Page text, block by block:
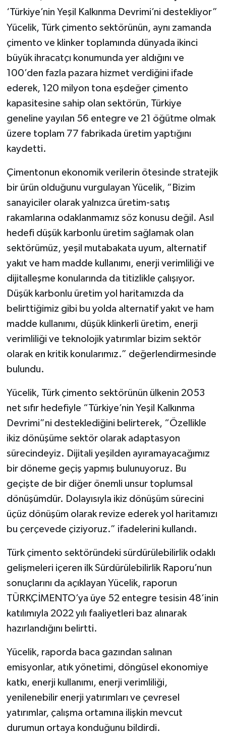
‘Türkiye’nin Yeşil Kalkınma Devrimi’ni destekliyor”
Yücelik, Türk çimento sektörünün, aynı zamanda
çimento ve klinker toplamında dünyada ikinci
büyük ihracatçı konumunda yer aldığını ve
100’den fazla pazara hizmet verdiğini ifade
ederek, 120 milyon tona eşdeğer çimento
kapasitesine sahip olan sektörün, Türkiye
geneline yayılan 56 entegre ve 21 öğütme olmak
üzere toplam 77 fabrikada üretim yaptığını
kaydetti.
Çimentonun ekonomik verilerin ötesinde stratejik
bir ürün olduğunu vurgulayan Yücelik, “Bizim
sanayiciler olarak yalnızca üretim-satış
rakamlarına odaklanmamız söz konusu değil. Asıl
hedefi düşük karbonlu üretim sağlamak olan
sektörümüz, yeşil mutabakata uyum, alternatif
yakıt ve ham madde kullanımı, enerji verimliliği ve
dijitalleşme konularında da titizlikle çalışıyor.
Düşük karbonlu üretim yol haritamızda da
belirttiğimiz gibi bu yolda alternatif yakıt ve ham
madde kullanımı, düşük klinkerli üretim, enerji
verimliliği ve teknolojik yatırımlar bizim sektör
olarak en kritik konularımız.” değerlendirmesinde
bulundu.
Yücelik, Türk çimento sektörünün ülkenin 2053
net sıfır hedefiyle “Türkiye’nin Yeşil Kalkınma
Devrimi”ni desteklediğini belirterek, “Özellikle
ikiz dönüşüme sektör olarak adaptasyon
sürecindeyiz. Dijitali yeşilden ayıramayacağımız
bir döneme geçiş yapmış bulunuyoruz. Bu
geçişte de bir diğer önemli unsur toplumsal
dönüşümdür. Dolayısıyla ikiz dönüşüm sürecini
üçüz dönüşüm olarak revize ederek yol haritamızı
bu çerçevede çiziyoruz.” ifadelerini kullandı.
Türk çimento sektöründeki sürdürülebilirlik odaklı
gelişmeleri içeren ilk Sürdürülebilirlik Raporu’nun
sonuçlarını da açıklayan Yücelik, raporun
TÜRKÇİMENTO’ya üye 52 entegre tesisin 48’inin
katılımıyla 2022 yılı faaliyetleri baz alınarak
hazırlandığını belirtti.
Yücelik, raporda baca gazından salınan
emisyonlar, atık yönetimi, döngüsel ekonomiye
katkı, enerji kullanımı, enerji verimliliği,
yenilenebilir enerji yatırımları ve çevresel
yatırımlar, çalışma ortamına ilişkin mevcut
durumun ortaya konduğunu bildirdi.